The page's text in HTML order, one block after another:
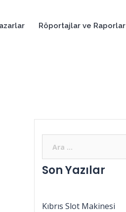
Röportajlar ve Raporlar
Son Yazılar
Kıbrıs Slot Makinesi